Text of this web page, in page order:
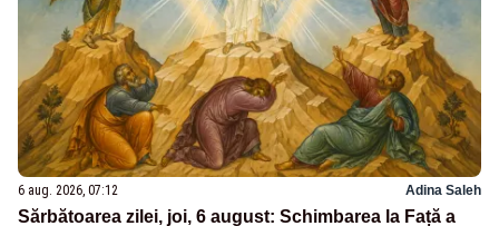
6 aug. 2026, 07:12 Adina Saleh
Sărbătoarea zilei, joi, 6 august: Schimbarea la Față a